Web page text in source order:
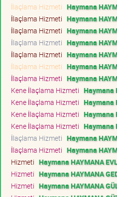
İlaçlama Hizmeti Haymana
İlaçlama Hizmeti Haymana
İlaçlama Hizmeti Haymana
İlaçlama Hizmeti Haymana
İlaçlama Hizmeti Haymana
İlaçlama Hizmeti Haymana
İlaçlama Hizmeti Haymana
Kene İlaçlama Hizmeti Haymana
Kene İlaçlama Hizmeti Haymana
Kene İlaçlama Hizmeti Haymana
Kene İlaçlama Hizmeti Haymana
İlaçlama Hizmeti Haymana
İlaçlama Hizmeti Haymana
Hizmeti Haymana HAYMANA
Hizmeti Haymana HAYMANA
Hizmeti Haymana HAYMANA